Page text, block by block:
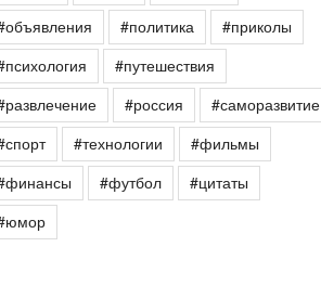
#политика
#приколы
#путешествия
#россия
#саморазвитие
#технологии
#фильмы
#футбол
#цитаты